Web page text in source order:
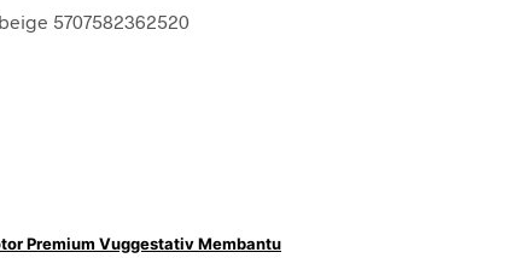
5707582362520
Premium Vuggestativ Membantu